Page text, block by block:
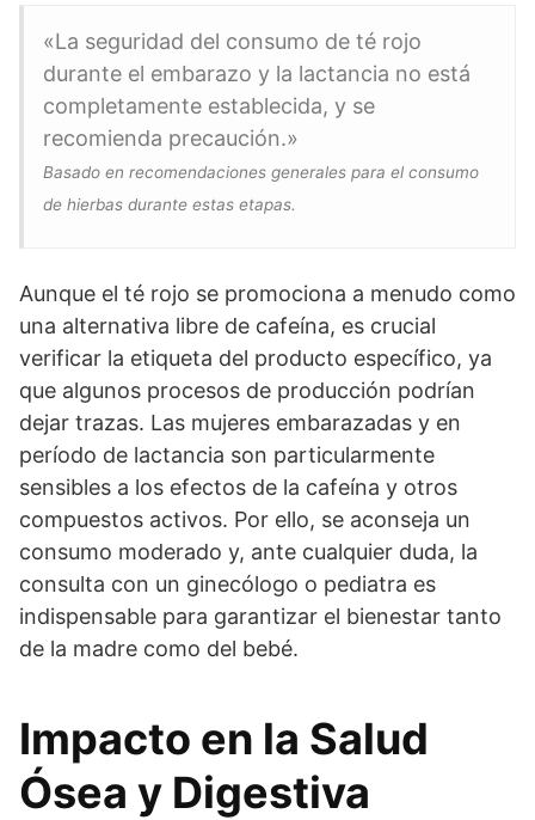
«La seguridad del consumo de té rojo
durante el embarazo y la lactancia no está
completamente establecida, y se
recomienda precaución.»
Basado en recomendaciones generales para el consumo
de hierbas durante estas etapas.
Aunque el té rojo se promociona a menudo como
una alternativa libre de cafeína, es crucial
verificar la etiqueta del producto específico, ya
que algunos procesos de producción podrían
dejar trazas. Las mujeres embarazadas y en
período de lactancia son particularmente
sensibles a los efectos de la cafeína y otros
compuestos activos. Por ello, se aconseja un
consumo moderado y, ante cualquier duda, la
consulta con un ginecólogo o pediatra es
indispensable para garantizar el bienestar tanto
de la madre como del bebé.
Impacto en la Salud
Ósea y Digestiva